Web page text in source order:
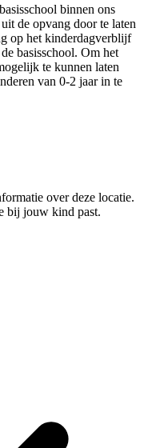
binnen ons
de opvang door te laten
op het kinderdagverblijf
basisschool. Om het
te kunnen laten
van 0-2 jaar in te
over deze locatie.
bij jouw kind past.